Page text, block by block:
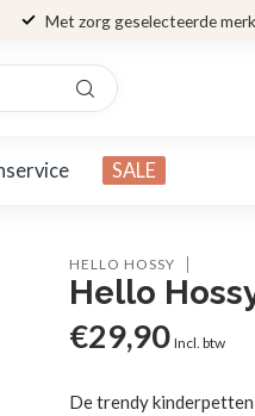
Met zorg geselecteerde
SALE
HELLO HOSSY
Hello
€29,90 Incl. btw
De trendy